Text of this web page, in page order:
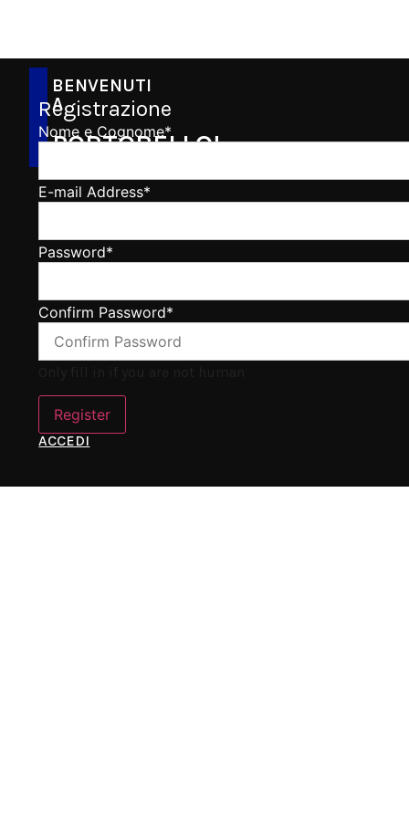
BENVENUTI
A
PORTOBELLO!
Registrazione
Nome e Cognome*
E-mail Address*
Password*
Confirm Password*
ACCEDI